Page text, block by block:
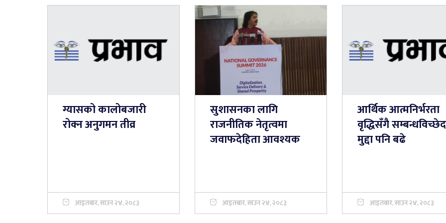
ग्यासको कालोबजारी
रोक्न अनुगमन तीव्र
आइतबार, साउन २४, २०८३
सुशासनका लागि
राजनीतिक नेतृत्वमा
जवाफदेहिता आवश्यक
आइतबार, साउन २४, २०८३
आर्थिक आत्मनिर्भरता
वृद्धिसँगै
मुद्दा पनि बढे
आइतबार, साउन २४, २०८३